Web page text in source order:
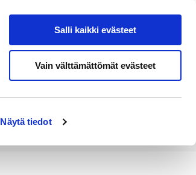
Näytä tiedot
Salli kaikki evästeet
Vain välttämättömät evästeet
Hae sivustolta